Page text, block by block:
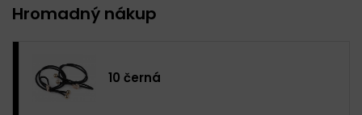
Hromadný nákup
10 černá